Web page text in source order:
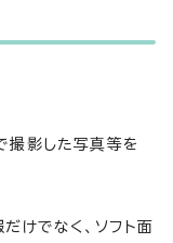
撮影した写真等を
けでなく、ソフト面